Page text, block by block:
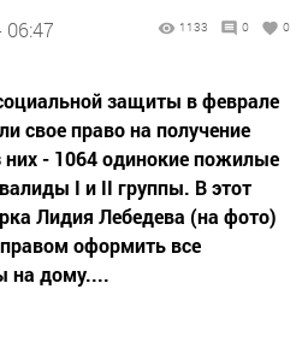
06:47 1133 0 0
защиты в феврале
свое право на получение
них - 1064 одинокие пожилые
I и II группы. В этот
Лидия Лебедева (на фото)
оформить все
на дому....